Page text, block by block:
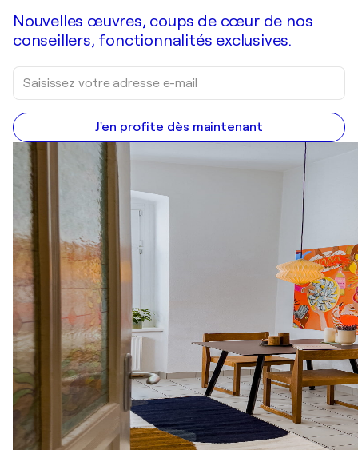
Nouvelles œuvres, coups de cœur de nos
conseillers, fonctionnalités exclusives.
J'en profite dès maintenant